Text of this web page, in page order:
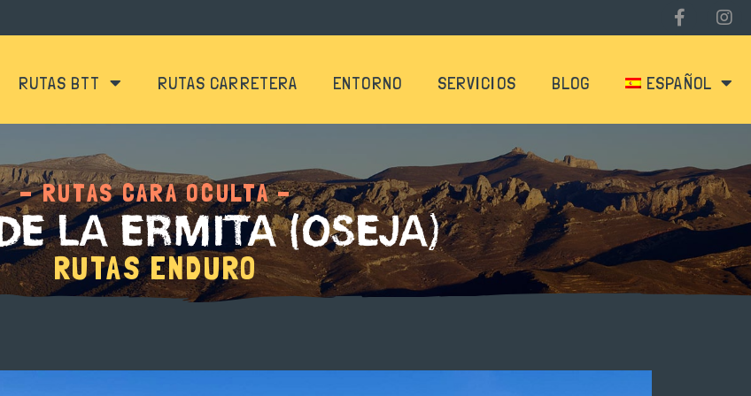
RUTAS BTT RUTAS CARRETERA ENTORNO SERVICIOS BLOG ESPAÑOL
- RUTAS CARA OCULTA -
LA ERMITA (OSEJA)
RUTAS ENDURO